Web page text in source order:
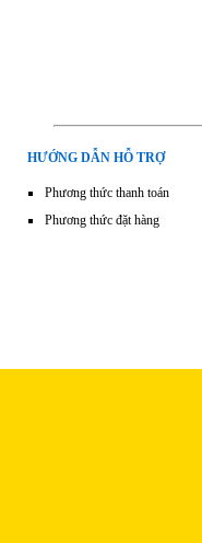
HƯỚNG DẪN HỖ TRỢ
Phương thức thanh toán
Phương thức đặt hàng